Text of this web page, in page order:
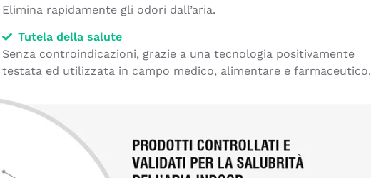
Elimina rapidamente gli odori dall’aria.
Tutela della salute
Senza controindicazioni, grazie a una tecnologia positivamente
testata ed utilizzata in campo medico, alimentare e farmaceutico.